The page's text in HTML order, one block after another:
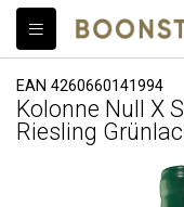
EAN 4260660141994
Kolonne Null X
Riesling